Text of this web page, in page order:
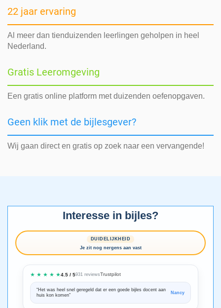
22 jaar ervaring
Al meer dan tienduizenden leerlingen geholpen in heel
Nederland.
Gratis Leeromgeving
Een gratis online platform met duizenden oefenopgaven.
Geen klik met de bijlesgever?
Wij gaan direct en gratis op zoek naar een vervangende!
Interesse in bijles?
DUIDELIJKHEID
Je zit nog nergens aan vast
★ ★ ★ ★ ★4.5 / 5931 reviewsTrustpilot
“Het was heel snel geregeld dat er een goede bijles docent aan
huis kon komen”
Nancy